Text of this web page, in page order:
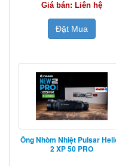
Giá bán: Liên hệ
Đặt Mua
Ống Nhòm Nhiệt Pulsar
2 XP 50 PRO